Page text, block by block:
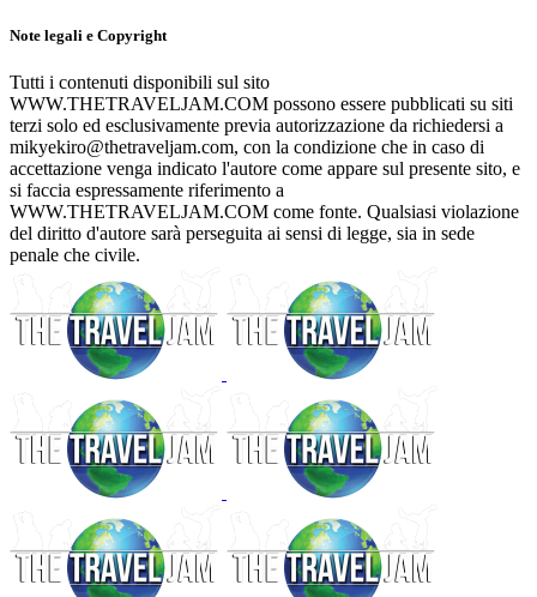
Note legali e Copyright
Tutti i contenuti disponibili sul sito
WWW.THETRAVELJAM.COM possono essere pubblicati su siti
terzi solo ed esclusivamente previa autorizzazione da richiedersi a
mikyekiro@thetraveljam.com, con la condizione che in caso di
accettazione venga indicato l'autore come appare sul presente sito, e
si faccia espressamente riferimento a
WWW.THETRAVELJAM.COM come fonte. Qualsiasi violazione
del diritto d'autore sarà perseguita ai sensi di legge, sia in sede
penale che civile.